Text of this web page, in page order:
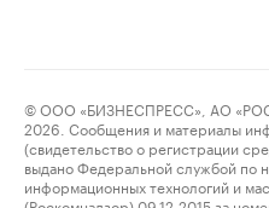
© ООО «БИЗНЕСПРЕСС», АО
2026. Сообщения и материалы
(свидетельство о регистрации
выдано Федеральной службой по
информационных технологий и